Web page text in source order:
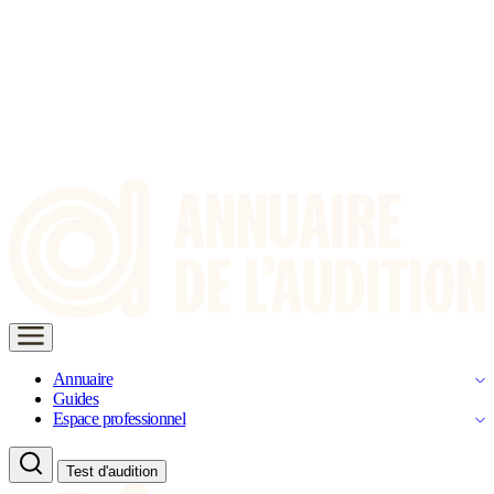
Annuaire
Guides
Espace professionnel
Test d'audition